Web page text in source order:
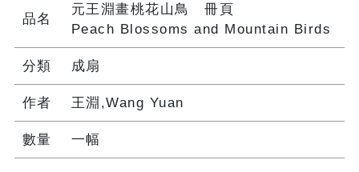
品名
元王淵畫桃花山鳥 冊頁
Peach Blossoms and Mountain Birds
分類 成扇
作者 王淵,Wang Yuan
數量 一幅